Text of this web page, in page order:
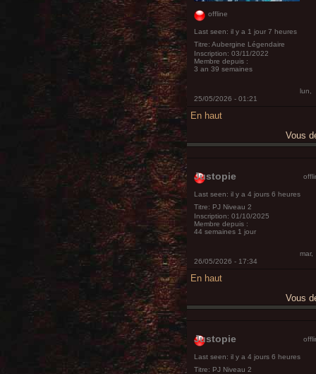
offline
Last seen: il y a 1 jour 7 heures
Titre: Aubergine Légendaire
Inscription: 03/11/2022
Membre depuis :
3 an 39 semaines
lun,
25/05/2026 - 01:21
En haut
Vous
Justopie
Last seen: il y a 4 jours 6 heures
Titre: PJ Niveau 2
Inscription: 01/10/2025
Membre depuis :
44 semaines 1 jour
mar,
26/05/2026 - 17:34
En haut
Vous
Justopie
Last seen: il y a 4 jours 6 heures
Titre: PJ Niveau 2